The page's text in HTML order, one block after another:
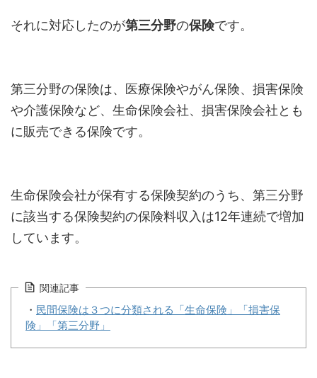
それに対応したのが第三分野の保険です。
第三分野の保険は、医療保険やがん保険、損害保険
や介護保険など、生命保険会社、損害保険会社とも
に販売できる保険です。
生命保険会社が保有する保険契約のうち、第三分野
に該当する保険契約の保険料収入は12年連続で増加
しています。
関連記事
・ 民間保険は３つに分類される「生命保険」「損害保
険」「第三分野」